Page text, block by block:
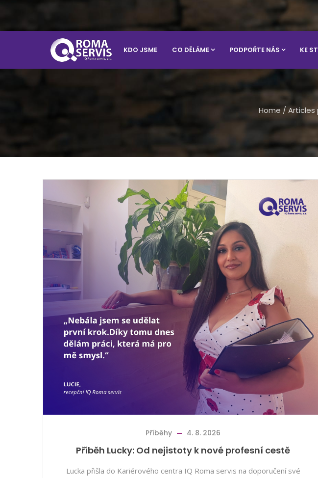
KDO JSME CO DĚLÁME PODPOŘTE NÁS KE
Home/ Articles
Příběhy 4. 8. 2026
Příběh Lucky: Od nejistoty k nové profesní cestě
Lucka přišla do Kariérového centra IQ Roma servis na doporučení své